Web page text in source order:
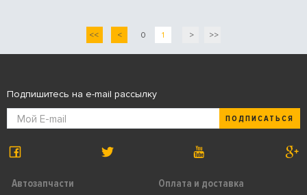
<< < 0 1 > >>
Автозапчасти
Оплата и доставка
Подпишитесь на e-mail рассылку
ПОДПИСАТЬСЯ